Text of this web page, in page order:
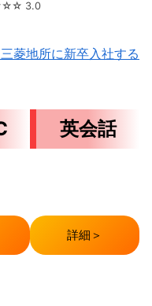
3.0
菱地所に新卒入社する
英会話
詳細＞